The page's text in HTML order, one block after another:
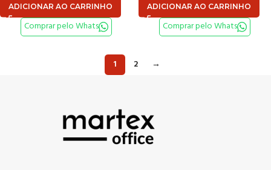
ADICIONAR AO CARRINHO
Comprar pelo Whats
ADICIONAR AO CARRINHO
Comprar pelo Whats
1 2 →